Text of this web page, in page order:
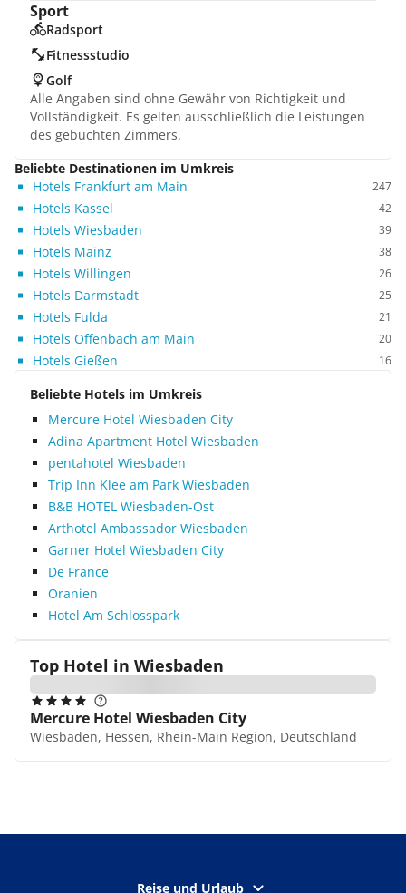
Sport
Radsport
Fitnessstudio
Golf
Alle Angaben sind ohne Gewähr von Richtigkeit und
Vollständigkeit. Es gelten ausschließlich die Leistungen
des gebuchten Zimmers.
Beliebte Destinationen im Umkreis
Hotels Frankfurt am Main
247
Hotels Kassel 42
Hotels Wiesbaden 39
Hotels Mainz 38
Hotels Willingen 26
Hotels Darmstadt 25
Hotels Fulda 21
Hotels Offenbach am Main 20
Hotels Gießen 16
Beliebte Hotels im Umkreis
Mercure Hotel Wiesbaden City
Adina Apartment Hotel Wiesbaden
pentahotel Wiesbaden
Trip Inn Klee am Park Wiesbaden
B&B HOTEL Wiesbaden-Ost
Arthotel Ambassador Wiesbaden
Garner Hotel Wiesbaden City
De France
Oranien
Hotel Am Schlosspark
Top Hotel in Wiesbaden
Mercure Hotel Wiesbaden City
Wiesbaden, Hessen, Rhein-Main Region, Deutschland
Reise und Urlaub